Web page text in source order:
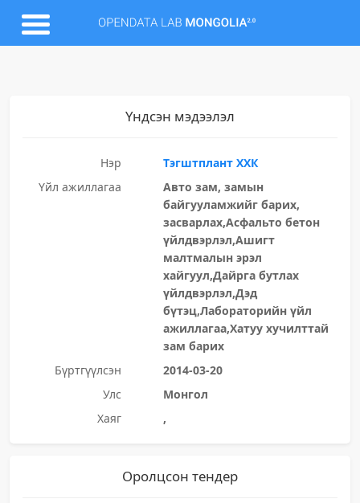
Үндсэн мэдээлэл
Нэр
Тэгштплант ХХК
Үйл ажиллагаа
Авто зам, замын
байгууламжийг барих,
засварлах,Асфальто бетон
үйлдвэрлэл,Ашигт
малтмалын эрэл
хайгуул,Дайрга бутлах
үйлдвэрлэл,Дэд
бүтэц,Лабораторийн үйл
ажиллагаа,Хатуу хучилттай
зам барих
Бүртгүүлсэн
2014-03-20
Улс
Монгол
Хаяг
,
Оролцсон тендер